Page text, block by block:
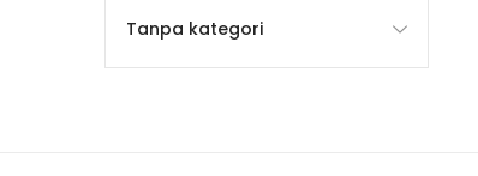
Tanpa kategori